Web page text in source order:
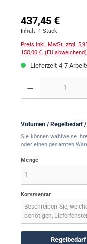
Regulärer Preis:
437,45 €
Inhalt: 1 Stück
Preis inkl. MwSt. zzgl.
150,00 €. (EU
Lieferzeit 4-7
Produkt Anzahl: Gib den
Volumen /
Sie können wahlweise
oder einen gesamten
Menge
Kommentar